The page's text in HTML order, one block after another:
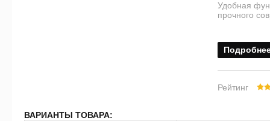
Удобная
прочного
Рейтинг
ВАРИАНТЫ ТОВАРА: